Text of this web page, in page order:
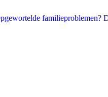
familieproblemen?